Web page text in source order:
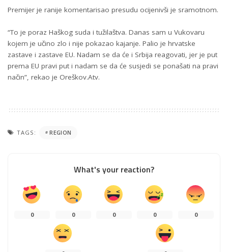
Premijer je ranije komentarisao presudu ocijenivši je sramotnom.
“To je poraz Haškog suda i tužilaštva. Danas sam u Vukovaru
kojem je učino zlo i nije pokazao kajanje. Palio je hrvatske
zastave i zastave EU. Nadam se da će i Srbija reagovati, jer je put
prema EU pravi put i nadam se da će susjedi se ponašati na pravi
način”, rekao je Oreškov.Atv.
TAGS: REGION
What's your reaction?
0 0 0 0 0